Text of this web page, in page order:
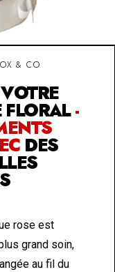
& CO
FLORAL-
DES
rose est
grand soin,
au fil du